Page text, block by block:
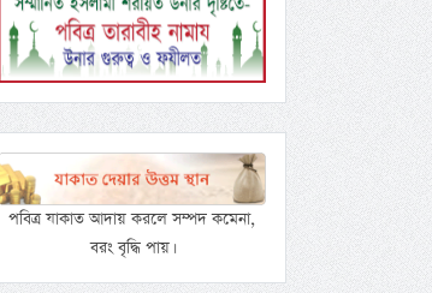
পবিত্র যাকাত আদায় করলে সম্পদ কমেনা,
বরং বৃদ্ধি পায়।